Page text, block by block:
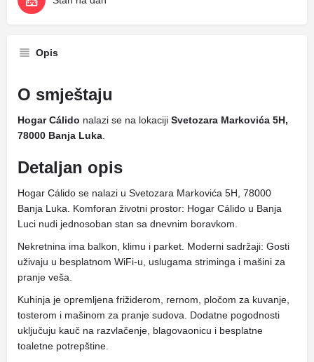
Opis
O smještaju
Hogar Cálido nalazi se na lokaciji Svetozara Markovića 5H,
78000 Banja Luka
Detaljan opis
Hogar Cálido se nalazi u Svetozara Markovića 5H, 78000
Banja Luka. Komforan životni prostor: Hogar Cálido u Banja
Luci nudi jednosoban stan sa dnevnim boravkom.
Nekretnina ima balkon, klimu i parket. Moderni sadržaji: Gosti
uživaju u besplatnom WiFi-u, uslugama striminga i mašini za
pranje veša.
Kuhinja je opremljena frižiderom, rernom, pločom za kuvanje,
tosterom i mašinom za pranje sudova. Dodatne pogodnosti
uključuju kauč na razvlačenje, blagovaonicu i besplatne
toaletne potrepštine.